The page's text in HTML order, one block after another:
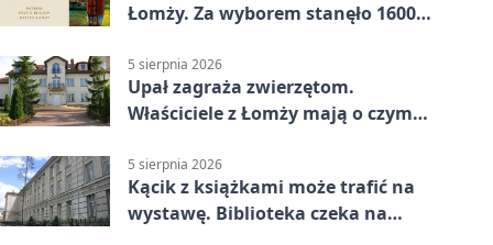
Łomży. Za wyborem stanęło 1600
5 sierpnia 2026
Upał zagraża zwierzętom.
Właściciele z Łomży mają o czym
5 sierpnia 2026
Kącik z książkami może trafić na
wystawę. Biblioteka czeka na